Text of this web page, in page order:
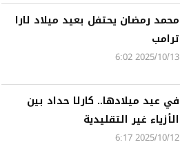
محمد رمضان يحتفل بعيد ميلاد لارا
ترامب
2025/10/13 6:02
في عيد ميلادها.. كارلا حداد بين
الأزياء غير التقليدية
2025/10/12 6:17